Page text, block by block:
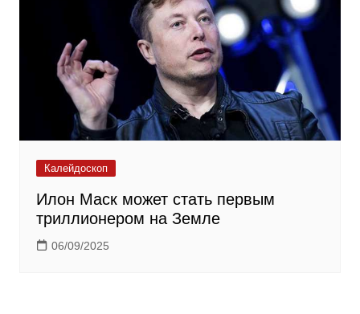
Калейдоскоп
Илон Маск может стать первым
триллионером на Земле
06/09/2025